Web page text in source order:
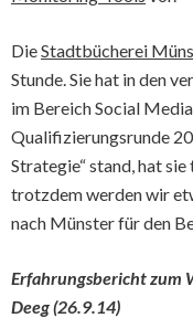
DieStadtbücherei
Stunde. Sie hat in den
im Bereich Social
Qualifizierungsrunde
Strategie“ stand, hat
trotzdem werden wir
nach Münster für den
Erfahrungsbericht zum
Deeg (26.9.14)